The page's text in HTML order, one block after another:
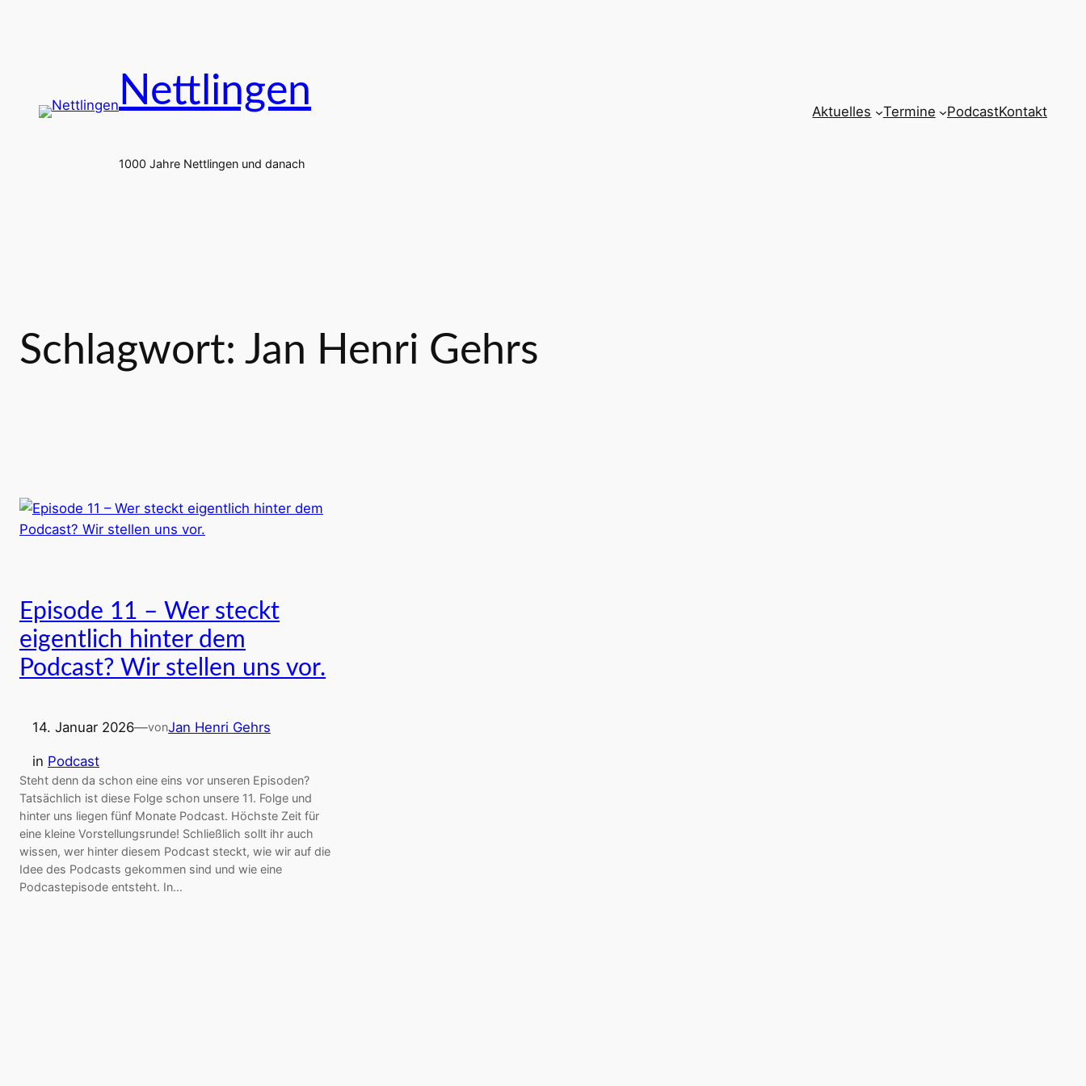
Nettlingen
1000 Jahre Nettlingen und danach
Aktuelles Termine PodcastKontakt
Schlagwort: Jan Henri Gehrs
Episode 11 – Wer steckt
eigentlich hinter dem
Podcast? Wir stellen uns vor.
14. Januar 2026—vonJan Henri Gehrs
in Podcast
Steht denn da schon eine eins vor unseren Episoden?
Tatsächlich ist diese Folge schon unsere 11. Folge und
hinter uns liegen fünf Monate Podcast. Höchste Zeit für
eine kleine Vorstellungsrunde! Schließlich sollt ihr auch
wissen, wer hinter diesem Podcast steckt, wie wir auf die
Idee des Podcasts gekommen sind und wie eine
Podcastepisode entsteht. In…